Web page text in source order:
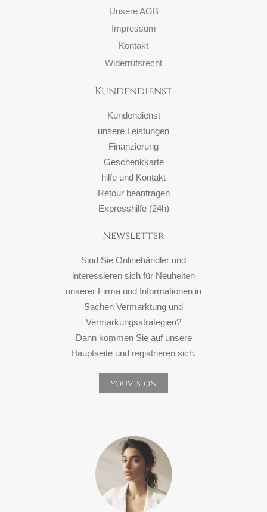
Unsere AGB
Impressum
Kontakt
Widerrufsrecht
Kundendienst
Kundendienst
unsere Leistungen
Finanzierung
Geschenkkarte
hilfe und Kontakt
Retour beantragen
Expresshilfe (24h)
Newsletter
Sind Sie Onlinehändler und
interessieren sich für Neuheiten
unserer Firma und Informationen in
Sachen Vermarktung und
Vermarkungsstrategien?
Dann kommen Sie auf unsere
Hauptseite und registrieren sich.
youvision